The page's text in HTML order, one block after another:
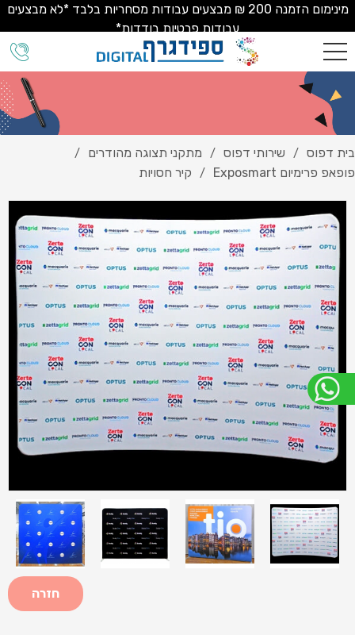
מינימום הזמנה 200 ₪ מבצעים עבודות מסחריות בלבד *לא מבצעים
עבודות פרטיות בודדות*
בית דפוס / שירותי דפוס / מתקני תצוגה מהודרים /
פופאפ פרימיום Exposmart / קיר חסויות
חזרה